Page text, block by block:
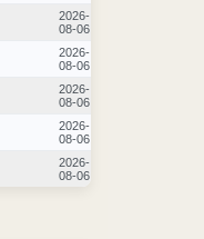
2026-
08-06
2026-
08-06
2026-
08-06
2026-
08-06
2026-
08-06